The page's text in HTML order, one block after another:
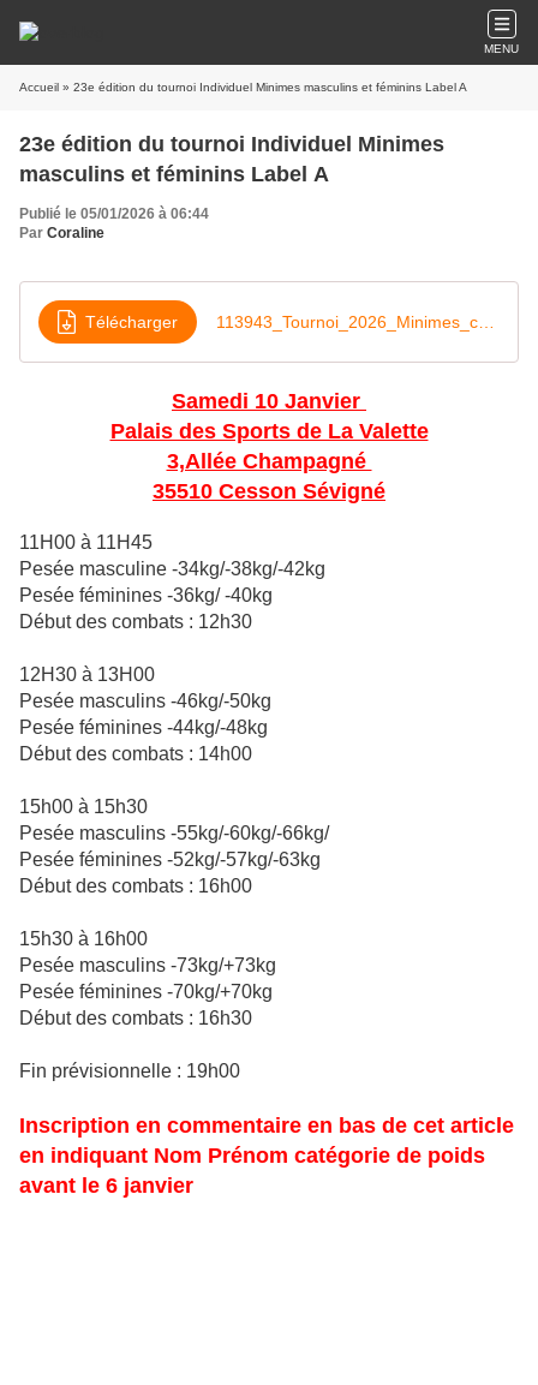
MENU
Accueil » 23e édition du tournoi Individuel Minimes masculins et féminins Label A
23e édition du tournoi Individuel Minimes
masculins et féminins Label A
Publié le 05/01/2026 à 06:44
Par Coraline
Télécharger
Samedi 10 Janvier
Palais des Sports de La Valette
3,Allée Champagné
35510 Cesson Sévigné
11H00 à 11H45
Pesée masculine -34kg/-38kg/-42kg
Pesée féminines -36kg/ -40kg
Début des combats : 12h30
12H30 à 13H00
Pesée masculins -46kg/-50kg
Pesée féminines -44kg/-48kg
Début des combats : 14h00
15h00 à 15h30
Pesée masculins -55kg/-60kg/-66kg/
Pesée féminines -52kg/-57kg/-63kg
Début des combats : 16h00
15h30 à 16h00
Pesée masculins -73kg/+73kg
Pesée féminines -70kg/+70kg
Début des combats : 16h30
Fin prévisionnelle : 19h00
Inscription en commentaire en bas de cet article
en indiquant Nom Prénom catégorie de poids
avant le 6 janvier